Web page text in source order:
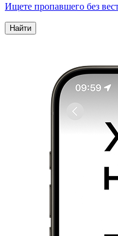
Ищете пропавшего без
Найти